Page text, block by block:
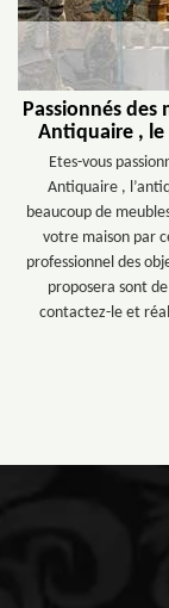
Passionnés des
Antiquaire , le
Etes-vous
Antiquaire ,
beaucoup de
votre maison par
professionnel des
proposera sont
contactez-le et